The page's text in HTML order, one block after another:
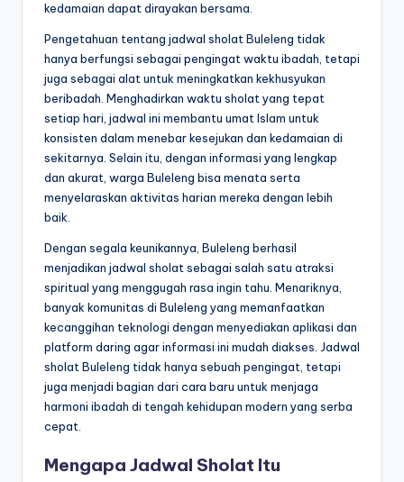
kedamaian dapat dirayakan bersama.
Pengetahuan tentang jadwal sholat Buleleng tidak
hanya berfungsi sebagai pengingat waktu ibadah, tetapi
juga sebagai alat untuk meningkatkan kekhusyukan
beribadah. Menghadirkan waktu sholat yang tepat
setiap hari, jadwal ini membantu umat Islam untuk
konsisten dalam menebar kesejukan dan kedamaian di
sekitarnya. Selain itu, dengan informasi yang lengkap
dan akurat, warga Buleleng bisa menata serta
menyelaraskan aktivitas harian mereka dengan lebih
baik.
Dengan segala keunikannya, Buleleng berhasil
menjadikan jadwal sholat sebagai salah satu atraksi
spiritual yang menggugah rasa ingin tahu. Menariknya,
banyak komunitas di Buleleng yang memanfaatkan
kecanggihan teknologi dengan menyediakan aplikasi dan
platform daring agar informasi ini mudah diakses. Jadwal
sholat Buleleng tidak hanya sebuah pengingat, tetapi
juga menjadi bagian dari cara baru untuk menjaga
harmoni ibadah di tengah kehidupan modern yang serba
cepat.
Mengapa Jadwal Sholat Itu